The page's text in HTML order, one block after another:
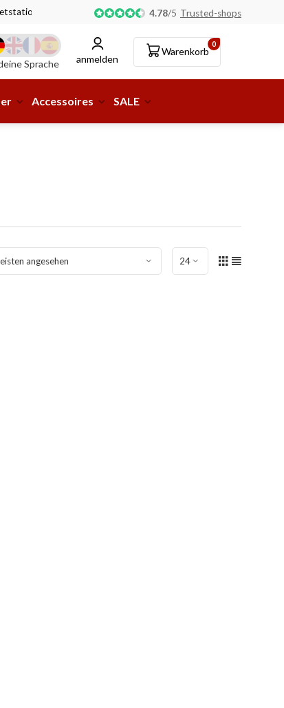
möglich! 4.78/5 Trusted-shops
Sprache
anmelden
0
Warenkorb
Accessoires SALE